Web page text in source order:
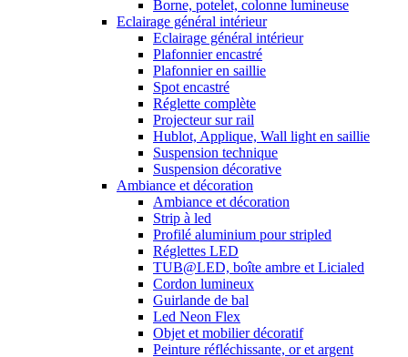
Borne, potelet, colonne lumineuse
Eclairage général intérieur
Eclairage général intérieur
Plafonnier encastré
Plafonnier en saillie
Spot encastré
Réglette complète
Projecteur sur rail
Hublot, Applique, Wall light en saillie
Suspension technique
Suspension décorative
Ambiance et décoration
Ambiance et décoration
Strip à led
Profilé aluminium pour stripled
Réglettes LED
TUB@LED, boîte ambre et Licialed
Cordon lumineux
Guirlande de bal
Led Neon Flex
Objet et mobilier décoratif
Peinture réfléchissante, or et argent